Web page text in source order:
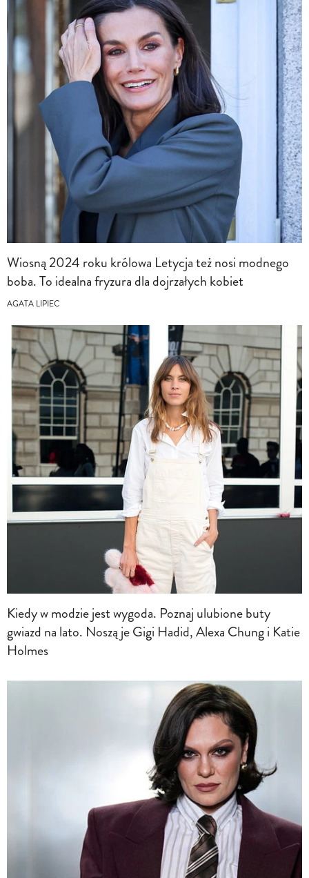
Wiosną 2024 roku królowa Letycja też nosi modnego
boba. To idealna fryzura dla dojrzałych kobiet
AGATA LIPIEC
Kiedy w modzie jest wygoda. Poznaj ulubione buty
gwiazd na lato. Noszą je Gigi Hadid, Alexa Chung i Katie
Holmes